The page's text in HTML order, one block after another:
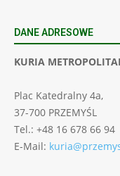
DANE ADRESOWE
KURIA
Plac Katedralny 4a,
37-700 PRZEMYŚL
Tel.: +48 16 678 66 94
E-Mail: